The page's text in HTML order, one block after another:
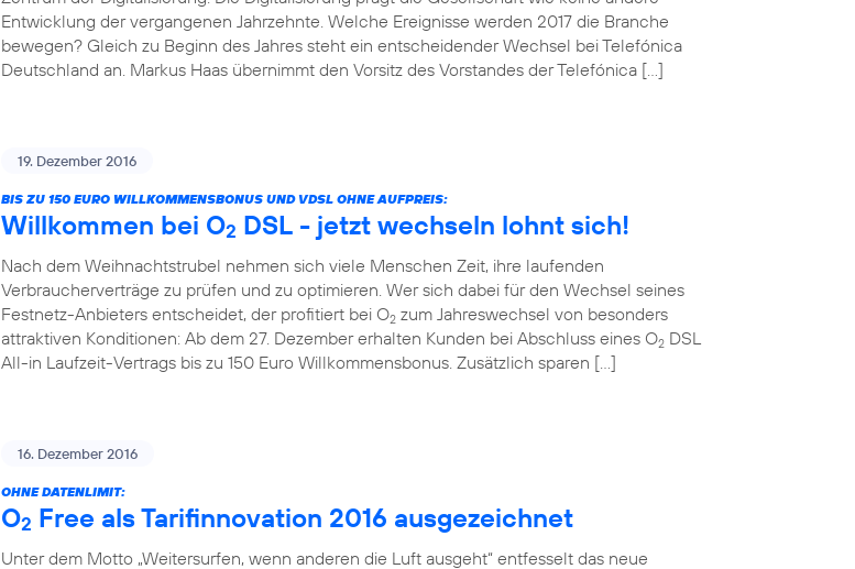
Entwicklung der vergangenen Jahrzehnte. Welche Ereignisse werden 2017 die Branche
bewegen? Gleich zu Beginn des Jahres steht ein entscheidender Wechsel bei Telefónica
Deutschland an. Markus Haas übernimmt den Vorsitz des Vorstandes der Telefónica […]
19. Dezember 2016
BIS ZU 150 EURO WILLKOMMENSBONUS UND VDSL OHNE AUFPREIS:
Willkommen bei O2 DSL - jetzt wechseln lohnt sich!
Nach dem Weihnachtstrubel nehmen sich viele Menschen Zeit, ihre laufenden
Verbraucherverträge zu prüfen und zu optimieren. Wer sich dabei für den Wechsel seines
Festnetz-Anbieters entscheidet, der profitiert bei O2 zum Jahreswechsel von besonders
attraktiven Konditionen: Ab dem 27. Dezember erhalten Kunden bei Abschluss eines O2 DSL
All-in Laufzeit-Vertrags bis zu 150 Euro Willkommensbonus. Zusätzlich sparen […]
16. Dezember 2016
OHNE DATENLIMIT:
O2 Free als Tarifinnovation 2016 ausgezeichnet
Unter dem Motto „Weitersurfen, wenn anderen die Luft ausgeht“ entfesselt das neue